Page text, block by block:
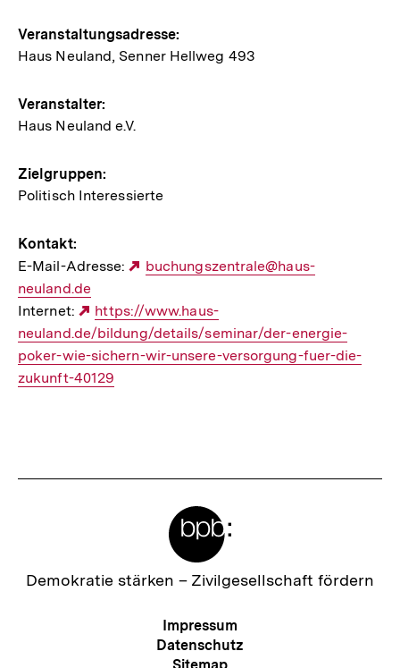
Hinweise
zur
Veranstaltung
Veranstaltungsadresse:
Haus Neuland, Senner Hellweg 493
Veranstalter:
Haus Neuland e.V.
Zielgruppen:
Politisch Interessierte
Kontakt:
E-Mail-Adresse:
Externer
buchungszentrale@haus-
neuland.de
Internet:
Externer
Link:
https://www.haus-
neuland.de/bildung/details/seminar/der-energie-
poker-wie-sichern-wir-unsere-versorgung-fuer-die-
zukunft-40129
Zur
Demokratie stärken – Zivilgesellschaft fördern
Meta-
Navigation
Impressum
Datenschutz
Sitemap